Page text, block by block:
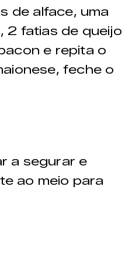
de alface, uma
2 fatias de queijo
e repita o
feche o
a segurar e
ao meio para